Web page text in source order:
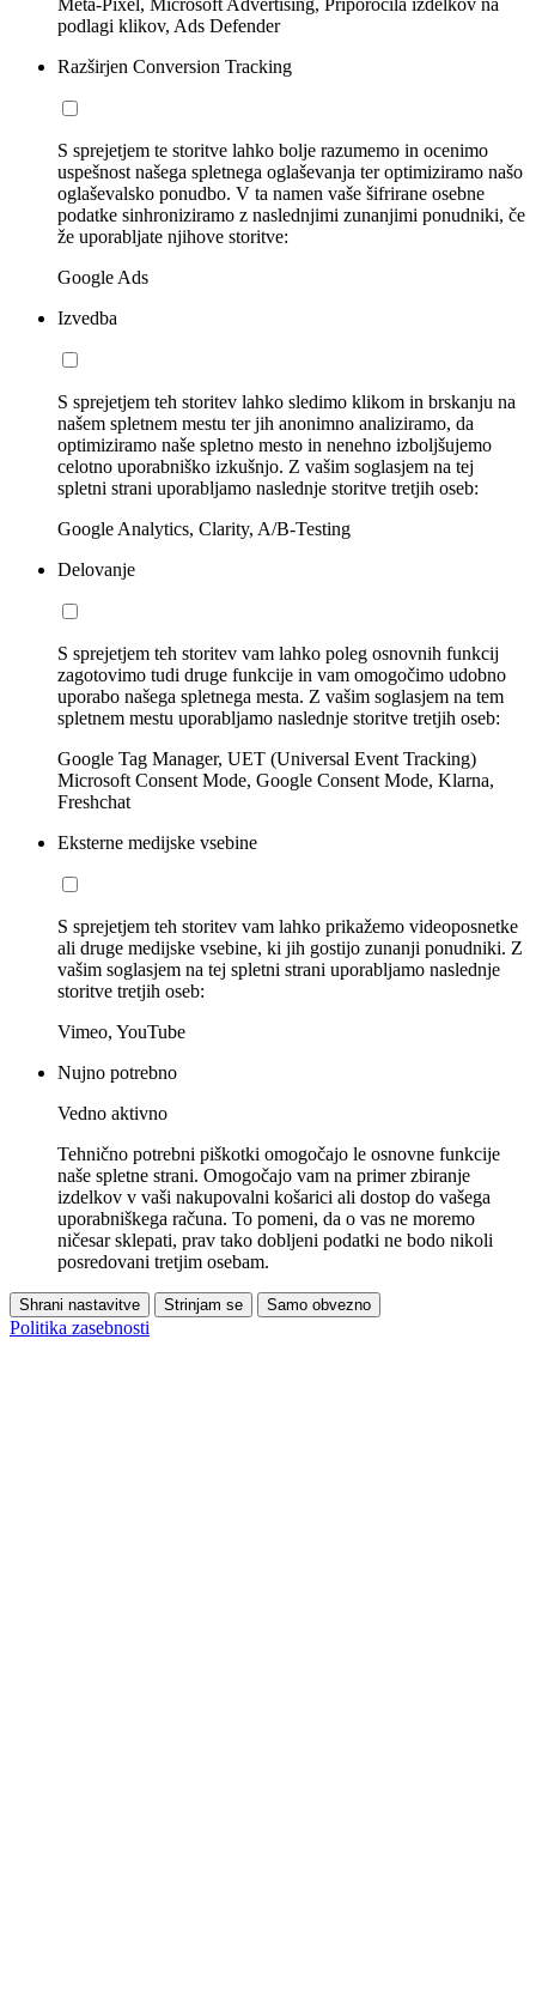
podlagi klikov, Ads Defender
Razširjen Conversion Tracking
S sprejetjem te storitve lahko bolje razumemo in ocenimo
uspešnost našega spletnega oglaševanja ter optimiziramo našo
oglaševalsko ponudbo. V ta namen vaše šifrirane osebne
podatke sinhroniziramo z naslednjimi zunanjimi ponudniki, če
že uporabljate njihove storitve:
Google Ads
Izvedba
S sprejetjem teh storitev lahko sledimo klikom in brskanju na
našem spletnem mestu ter jih anonimno analiziramo, da
optimiziramo naše spletno mesto in nenehno izboljšujemo
celotno uporabniško izkušnjo. Z vašim soglasjem na tej
spletni strani uporabljamo naslednje storitve tretjih oseb:
Google Analytics, Clarity, A/B-Testing
Delovanje
S sprejetjem teh storitev vam lahko poleg osnovnih funkcij
zagotovimo tudi druge funkcije in vam omogočimo udobno
uporabo našega spletnega mesta. Z vašim soglasjem na tem
spletnem mestu uporabljamo naslednje storitve tretjih oseb:
Google Tag Manager, UET (Universal Event Tracking)
Microsoft Consent Mode, Google Consent Mode, Klarna,
Freshchat
Eksterne medijske vsebine
S sprejetjem teh storitev vam lahko prikažemo videoposnetke
ali druge medijske vsebine, ki jih gostijo zunanji ponudniki. Z
vašim soglasjem na tej spletni strani uporabljamo naslednje
storitve tretjih oseb:
Vimeo, YouTube
Nujno potrebno
Vedno aktivno
Tehnično potrebni piškotki omogočajo le osnovne funkcije
naše spletne strani. Omogočajo vam na primer zbiranje
izdelkov v vaši nakupovalni košarici ali dostop do vašega
uporabniškega računa. To pomeni, da o vas ne moremo
ničesar sklepati, prav tako dobljeni podatki ne bodo nikoli
posredovani tretjim osebam.
Shrani nastavitve Strinjam se Samo obvezno
Politika zasebnosti